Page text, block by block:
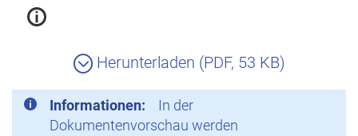
Herunterladen (PDF, 53 KB)
Informationen:
In der
Dokumentenvorschau werden